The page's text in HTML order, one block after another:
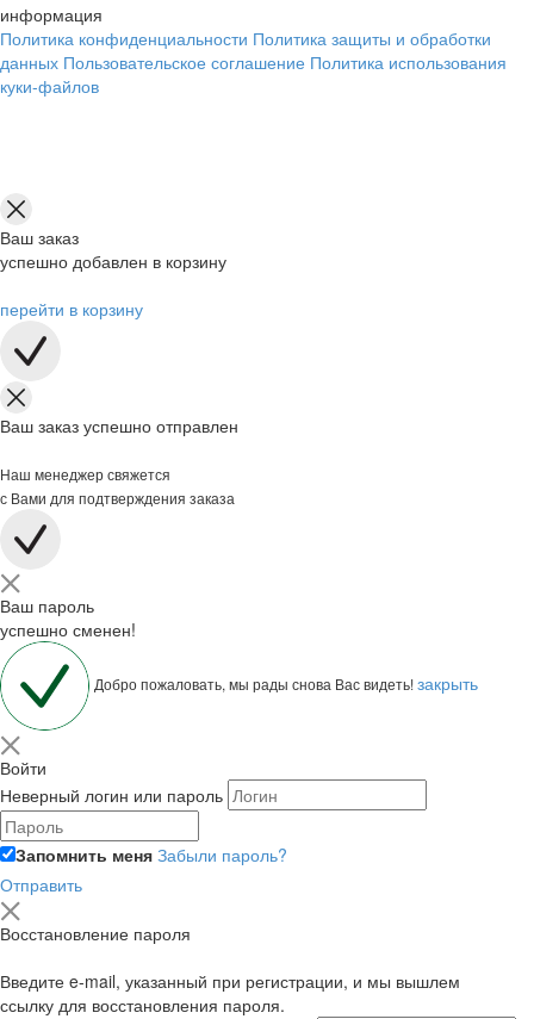
информация
Политика конфиденциальности Политика защиты и обработки
данных Пользовательское соглашение Политика использования
куки-файлов
Ваш заказ
успешно добавлен в корзину
перейти в корзину
Ваш заказ успешно отправлен
Наш менеджер свяжется
с Вами для подтверждения заказа
Ваш пароль
успешно сменен!
Добро пожаловать, мы рады снова Вас видеть!закрыть
Войти
Неверный логин или пароль
Запомнить меня Забыли пароль?
Отправить
Восстановление пароля
Введите e-mail, указанный при регистрации, и мы вышлем
ссылку для восстановления пароля.